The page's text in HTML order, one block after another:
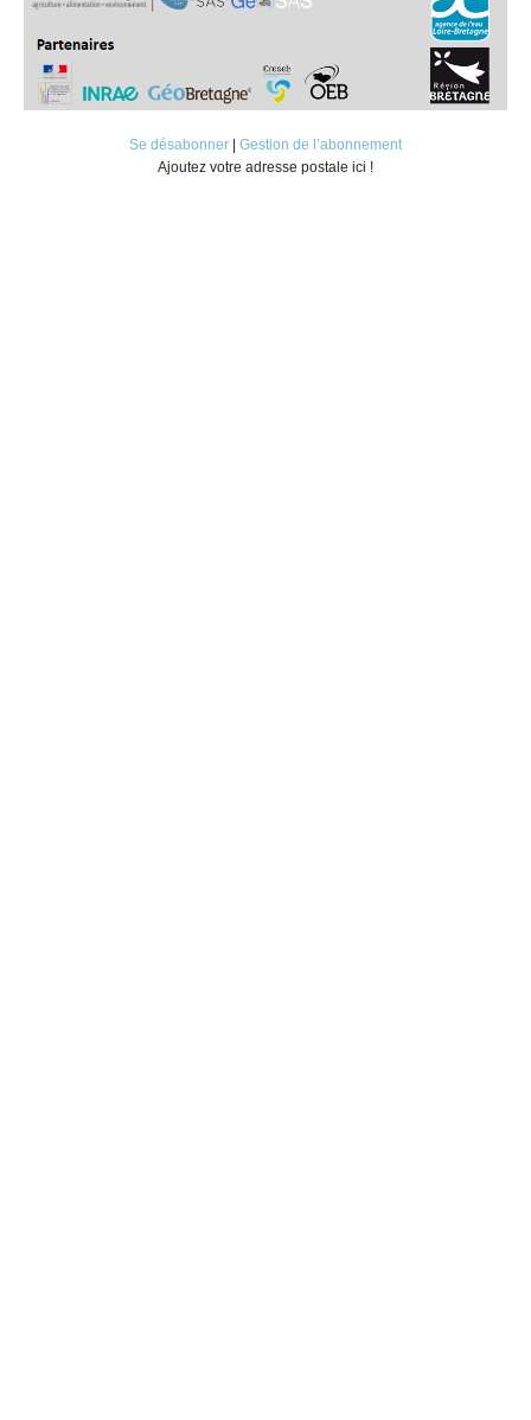
Se désabonner
Gestion de l’abonnement
Ajoutez votre adresse postale ici !